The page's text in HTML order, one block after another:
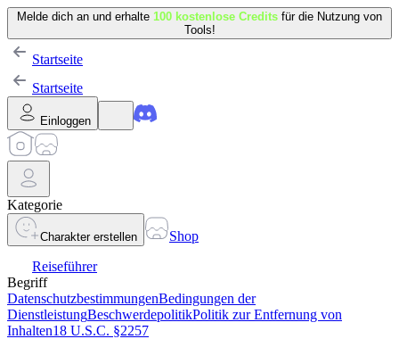
Melde dich an und erhalte 100 kostenlose Credits für die Nutzung von
Tools!
Startseite
Startseite
Einloggen
Kategorie
Charakter erstellen
Shop
Reiseführer
Begriff
DatenschutzbestimmungenBedingungen der
DienstleistungBeschwerdepolitikPolitik zur Entfernung von
Inhalten18 U.S.C. §2257